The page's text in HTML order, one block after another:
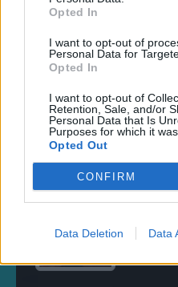
Opted In
I want to opt-out of
Personal Data for
Opted In
I want to opt-out of
Retention, Sale, and/or
Personal Data that Is
Purposes for which it
Opted Out
CONFIRM
Data Deletion Data
Sledované diskuze
Říká o